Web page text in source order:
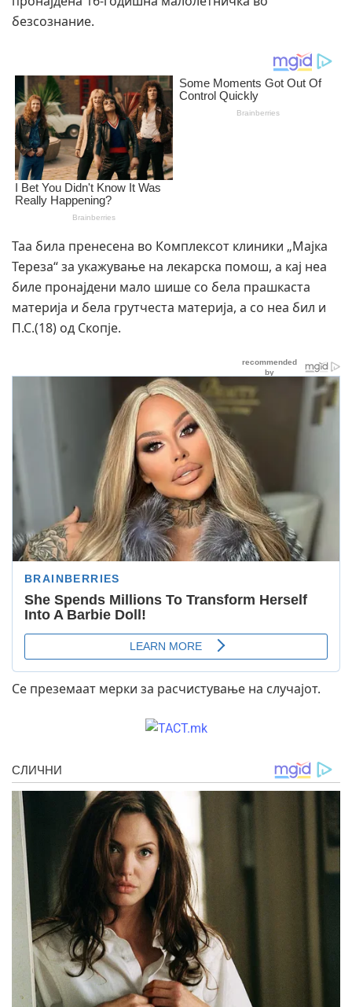
безсознание.
Таа била пренесена во Комплексот клиники „Мајка
Тереза“ за укажување на лекарска помош, а кај неа
биле пронајдени мало шише со бела прашкаста
материја и бела грутчеста материја, а со неа бил и
П.С.(18) од Скопје.
Се преземаат мерки за расчистување на случајот.